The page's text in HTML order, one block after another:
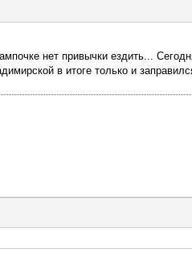
нет привычки ездить...
в итоге только и